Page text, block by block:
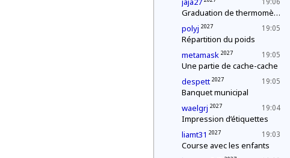
Graduation de thermomètres
19:05
polyj 2027
Répartition du poids
19:05
metamask 2027
Une partie de cache-cache
19:05
despett 2027
Banquet municipal
19:04
waelgrj 2027
Impression d’étiquettes
19:03
liamt31 2027
Course avec les enfants